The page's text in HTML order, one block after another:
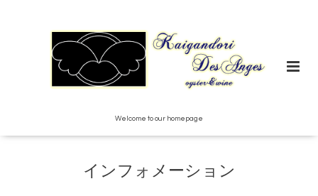
Welcome to our homepage
インフォメーション